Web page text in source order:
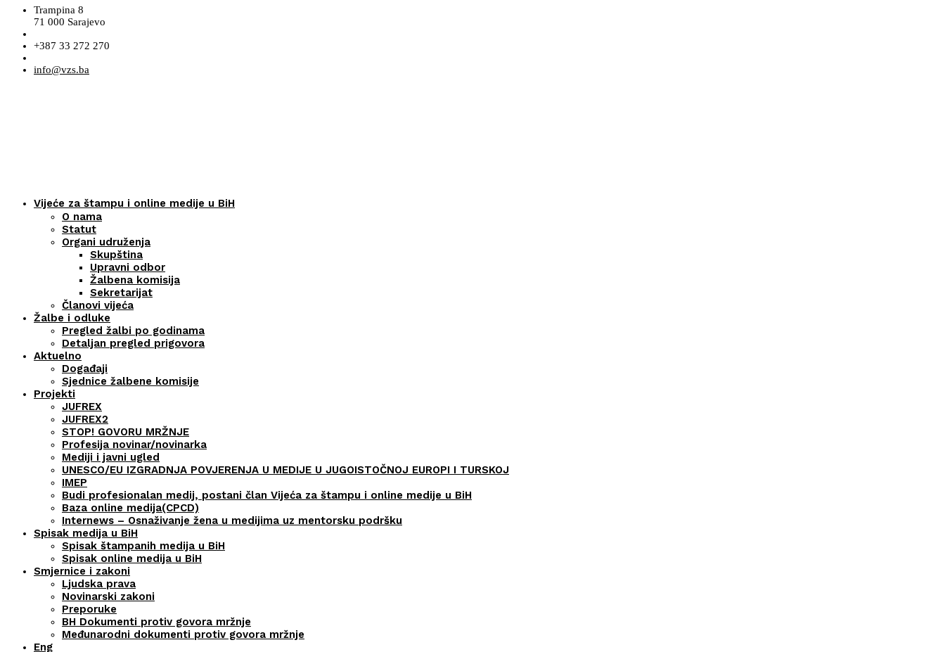
Trampina 8
71 000 Sarajevo
+387 33 272 270
info@vzs.ba
Vijeće za štampu i online medije u BiH
O nama
Statut
Organi udruženja
Skupština
Upravni odbor
Žalbena komisija
Sekretarijat
Članovi vijeća
Žalbe i odluke
Pregled žalbi po godinama
Detaljan pregled prigovora
Aktuelno
Događaji
Sjednice žalbene komisije
Projekti
JUFREX
JUFREX2
STOP! GOVORU MRŽNJE
Profesija novinar/novinarka
Mediji i javni ugled
UNESCO/EU IZGRADNJA POVJERENJA U MEDIJE U JUGOISTOČNOJ EUROPI I TURSKOJ
IMEP
Budi profesionalan medij, postani član Vijeća za štampu i online medije u BiH
Baza online medija(CPCD)
Internews – Osnaživanje žena u medijima uz mentorsku podršku
Spisak medija u BiH
Spisak štampanih medija u BiH
Spisak online medija u BiH
Smjernice i zakoni
Ljudska prava
Novinarski zakoni
Preporuke
BH Dokumenti protiv govora mržnje
Međunarodni dokumenti protiv govora mržnje
Eng